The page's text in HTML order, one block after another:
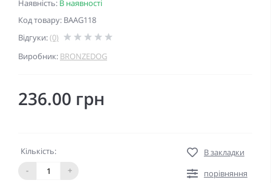
Наявність: В наявності
Код товару: BAAG118
Відгуки:(0)
Виробник: BRONZEDOG
236.00 грн
Кількість:
-
+
В закладки
порівняння